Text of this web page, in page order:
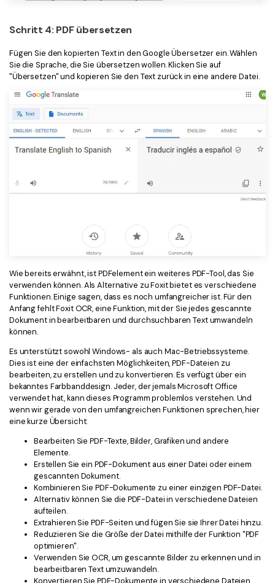
Schritt 4: PDF übersetzen
Fügen Sie den kopierten Text in den Google Übersetzer ein. Wählen
Sie die Sprache, die Sie übersetzen wollen. Klicken Sie auf
"Übersetzen" und kopieren Sie den Text zurück in eine andere Datei.
Wie bereits erwähnt, ist PDFelement ein weiteres PDF-Tool, das Sie
verwenden können. Als Alternative zu Foxit bietet es verschiedene
Funktionen. Einige sagen, dass es noch umfangreicher ist. Für den
Anfang fehlt Foxit OCR, eine Funktion, mit der Sie jedes gescannte
Dokument in bearbeitbaren und durchsuchbaren Text umwandeln
können.
Es unterstützt sowohl Windows- als auch Mac-Betriebssysteme.
Dies ist eine der einfachsten Möglichkeiten, PDF-Dateien zu
bearbeiten, zu erstellen und zu konvertieren. Es verfügt über ein
bekanntes Farbbanddesign. Jeder, der jemals Microsoft Office
verwendet hat, kann dieses Programm problemlos verstehen. Und
wenn wir gerade von den umfangreichen Funktionen sprechen, hier
eine kurze Übersicht:
Bearbeiten Sie PDF-Texte, Bilder, Grafiken und andere
Elemente.
Erstellen Sie ein PDF-Dokument aus einer Datei oder einem
gescannten Dokument.
Kombinieren Sie PDF-Dokumente zu einer einzigen PDF-Datei.
Alternativ können Sie die PDF-Datei in verschiedene Dateien
aufteilen.
Extrahieren Sie PDF-Seiten und fügen Sie sie Ihrer Datei hinzu.
Reduzieren Sie die Größe der Datei mithilfe der Funktion "PDF
optimieren".
Verwenden Sie OCR, um gescannte Bilder zu erkennen und in
bearbeitbaren Text umzuwandeln.
Konvertieren Sie PDF-Dokumente in verschiedene Dateien,